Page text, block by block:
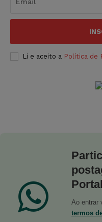
Li e aceito a Política de
Ao entrar
termos